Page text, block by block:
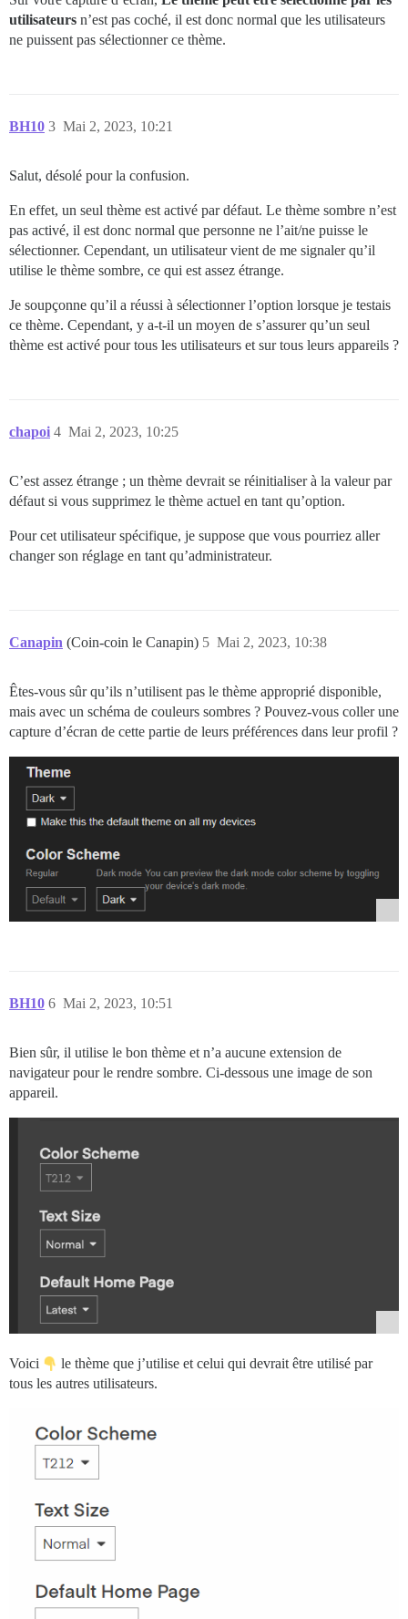
utilisateurs n’est pas coché, il est donc normal que les utilisateurs
ne puissent pas sélectionner ce thème.
BH10 Mai 2, 2023, 10:21
3
Salut, désolé pour la confusion.
En effet, un seul thème est activé par défaut. Le thème sombre n’est
pas activé, il est donc normal que personne ne l’ait/ne puisse le
sélectionner. Cependant, un utilisateur vient de me signaler qu’il
utilise le thème sombre, ce qui est assez étrange.
Je soupçonne qu’il a réussi à sélectionner l’option lorsque je testais
ce thème. Cependant, y a-t-il un moyen de s’assurer qu’un seul
thème est activé pour tous les utilisateurs et sur tous leurs appareils ?
chapoi Mai 2, 2023, 10:25
4
C’est assez étrange ; un thème devrait se réinitialiser à la valeur par
défaut si vous supprimez le thème actuel en tant qu’option.
Pour cet utilisateur spécifique, je suppose que vous pourriez aller
changer son réglage en tant qu’administrateur.
Canapin (Coin-coin le Canapin) Mai 2, 2023, 10:38
5
Êtes-vous sûr qu’ils n’utilisent pas le thème approprié disponible,
mais avec un schéma de couleurs sombres ? Pouvez-vous coller une
capture d’écran de cette partie de leurs préférences dans leur profil ?
BH10 Mai 2, 2023, 10:51
6
Bien sûr, il utilise le bon thème et n’a aucune extension de
navigateur pour le rendre sombre. Ci-dessous une image de son
appareil.
Voici
le thème que j’utilise et celui qui devrait être utilisé par
tous les autres utilisateurs.